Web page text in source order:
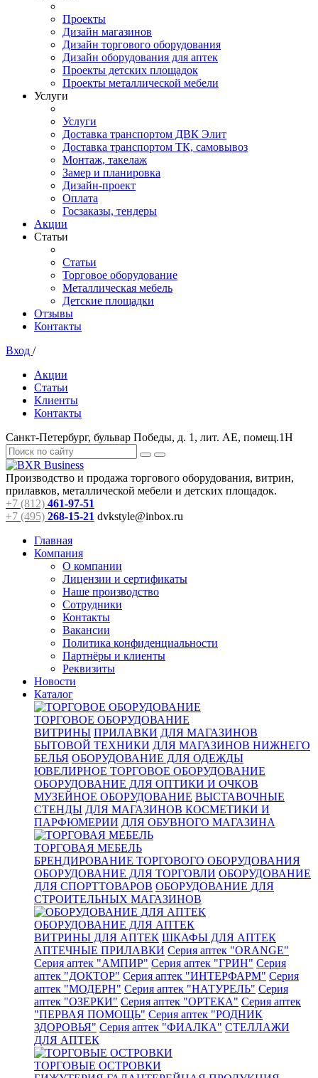
Проекты
Дизайн магазинов
Дизайн торгового оборудования
Дизайн оборудования для аптек
Проекты детских площадок
Проекты металлической мебели
Услуги
Услуги
Доставка транспортом ДВК Элит
Доставка транспортом ТК, самовывоз
Монтаж, такелаж
Замер и планировка
Дизайн-проект
Оплата
Госзаказы, тендеры
Акции
Статьи
Статьи
Торговое оборудование
Металлическая мебель
Детские площадки
Отзывы
Контакты
Вход /
Акции
Статьи
Клиенты
Контакты
Санкт-Петербург, бульвар Победы, д. 1, лит. АЕ, помещ.1Н
Производство и продажа торгового оборудования, витрин,
прилавков, металлической мебели и детских площадок.
+7 (812) 461-97-51
+7 (495) 268-15-21 dvkstyle@inbox.ru
Главная
Компания
О компании
Лицензии и сертификаты
Наше производство
Сотрудники
Контакты
Вакансии
Политика конфиденциальности
Партнёры и клиенты
Реквизиты
Новости
Каталог
ТОРГОВОЕ ОБОРУДОВАНИЕ
ВИТРИНЫ ПРИЛАВКИ ДЛЯ МАГАЗИНОВ
БЫТОВОЙ ТЕХНИКИ ДЛЯ МАГАЗИНОВ НИЖНЕГО
БЕЛЬЯ ОБОРУДОВАНИЕ ДЛЯ ОДЕЖДЫ
ЮВЕЛИРНОЕ ТОРГОВОЕ ОБОРУДОВАНИЕ
ОБОРУДОВАНИЕ ДЛЯ ОПТИКИ И ОЧКОВ
МУЗЕЙНОЕ ОБОРУДОВАНИЕ ВЫСТАВОЧНЫЕ
СТЕНДЫ ДЛЯ МАГАЗИНОВ КОСМЕТИКИ И
ПАРФЮМЕРИИ ДЛЯ ОБУВНОГО МАГАЗИНА
ТОРГОВАЯ МЕБЕЛЬ
БРЕНДИРОВАНИЕ ТОРГОВОГО ОБОРУДОВАНИЯ
ОБОРУДОВАНИЕ ДЛЯ ТОРГОВЛИ ОБОРУДОВАНИЕ
ДЛЯ СПОРТТОВАРОВ ОБОРУДОВАНИЕ ДЛЯ
СТРОИТЕЛЬНЫХ МАГАЗИНОВ
ОБОРУДОВАНИЕ ДЛЯ АПТЕК
ВИТРИНЫ ДЛЯ АПТЕК ШКАФЫ ДЛЯ АПТЕК
АПТЕЧНЫЕ ПРИЛАВКИ Серия аптек "ORANGE"
Серия аптек "АМПИР" Серия аптек "ГРИН" Серия
аптек "ДОКТОР" Серия аптек "ИНТЕРФАРМ" Серия
аптек "МОДЕРН" Серия аптек "НАТУРЕЛЬ" Серия
аптек "ОЗЕРКИ" Серия аптек "ОРТЕКА" Серия аптек
"ПЕРВАЯ ПОМОЩЬ" Серия аптек "РОДНИК
ЗДОРОВЬЯ" Серия аптек "ФИАЛКА" СТЕЛЛАЖИ
ДЛЯ АПТЕК
ТОРГОВЫЕ ОСТРОВКИ